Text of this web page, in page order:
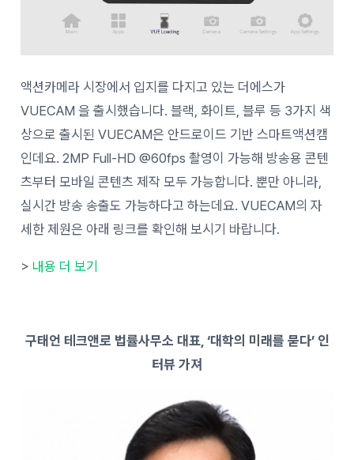
액션카메라 시장에서 입지를 다지고 있는 더에스가
VUECAM 을 출시했습니다. 블랙, 화이트, 블루 등 3가지 색
상으로 출시된 VUECAM은 안드로이드 기반 스마트액션캠
인데요. 2MP Full-HD @60fps 촬영이 가능해 방송용 콘텐
츠부터 모바일 콘텐츠 제작 모두 가능합니다. 뿐만 아니라,
실시간 방송 송출도 가능하다고 하는데요. VUECAM의 자
세한 제원은 아래 링크를 확인해 보시기 바랍니다.
> 내용 더 보기
구태언 테크앤로 법률사무소 대표, ‘대학의 미래를 묻다’ 인
터뷰 가져